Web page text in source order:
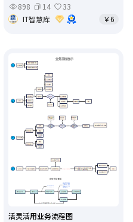
898
14
33
IT智慧库
￥6
活灵活用业务流程图